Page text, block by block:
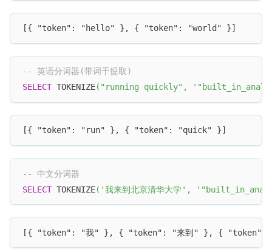
[{ "token": "hello" }, { "token": "world" }]
-- 英语分词器(带词干提取)
SELECT TOKENIZE( "running quickly" ,
[{ "token": "run" }, { "token": "quick" }]
-- 中文分词器
SELECT TOKENIZE( '我来到北京清华大学' ,
[{ "token": "我" }, { "token": "来到" }, { "token":